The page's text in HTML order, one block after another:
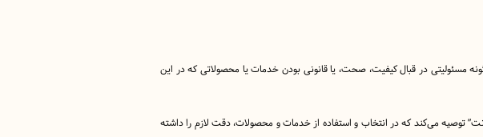
مسئولیتی در قبال کیفیت، صحت، یا قانونی بودن خدمات یا محصولاتی که در این
توصیه می‌کند که در انتخاب و استفاده از خدمات و محصولات، دقت لازم را داشته